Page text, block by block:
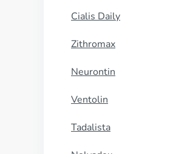
Cialis Daily
Zithromax
Neurontin
Ventolin
Tadalista